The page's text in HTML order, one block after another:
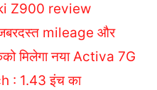
Z900 review
mileage और
मिलेगा नया Activa 7G
: 1.43 इंच का